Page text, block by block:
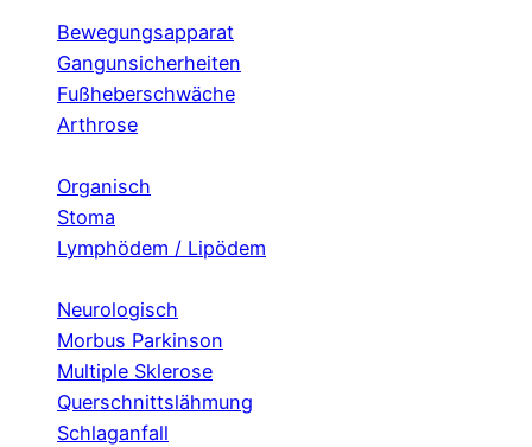
Bewegungsapparat
Gangunsicherheiten
Fußheberschwäche
Arthrose
Organisch
Stoma
Lymphödem / Lipödem
Neurologisch
Morbus Parkinson
Multiple Sklerose
Querschnittslähmung
Schlaganfall